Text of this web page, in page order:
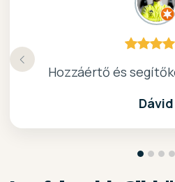
Hozzáértő és
Dávid
kiváló surf-ös
Nagyon kedves
Köszönöm a gyors,